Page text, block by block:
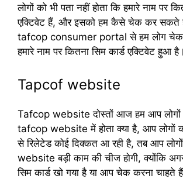
लोगों को भी पता नहीं होता कि हमारे नाम पर
एक्टिवेट हैं, और इसको हम कैसे चेक कर सकते
tafcop consumer portal से हम लोग
हमारे नाम पर कितना सिम कार्ड एक्टिवेट हुआ है।
Tapcof website
Tafcop website दोस्तों आज हम आप लोगों
tafcop website में होता क्या है, आप लोगों
से रिलेटेड कोई दिक्कत आ रही है, तब आप
website बड़ी काम की चीज होगी, क्योंकि
सिम कार्ड खो गया है या आप चेक करना चाहते